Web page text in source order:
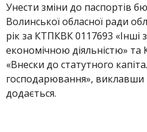
Унести зміни до паспортів
Волинської обласної ради
рік за КТПКВК 0117693 «Інші
економічною діяльністю»
«Внески до статутного
господарювання», виклавши
додається.